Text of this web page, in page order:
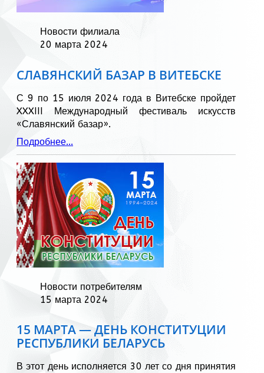
Новости филиала
20 марта 2024
СЛАВЯНСКИЙ БАЗАР В ВИТЕБСКЕ
С 9 по 15 июля 2024 года в Витебске пройдет
XXXIII Международный фестиваль искусств
«Славянский базар».
Подробнее...
Новости потребителям
15 марта 2024
15 МАРТА — ДЕНЬ КОНСТИТУЦИИ
РЕСПУБЛИКИ БЕЛАРУСЬ
В этот день исполняется 30 лет со дня принятия